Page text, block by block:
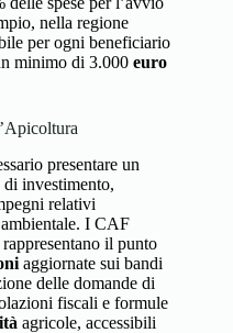
nella regione
per ogni beneficiario
minimo di 3.000 euro
presentare un
investimento,
relativi
I CAF
il punto
aggiornate sui bandi
delle domande di
fiscali e formule
agricole, accessibili